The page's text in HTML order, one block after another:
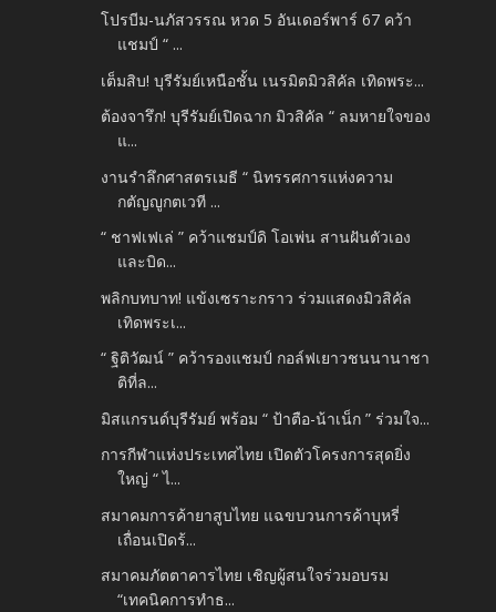
โปรบีม-นภัสวรรณ หวด 5 อันเดอร์พาร์ 67 คว้า
แชมป์ “ ...
เต็มสิบ! บุรีรัมย์เหนือชั้น เนรมิตมิวสิคัล เทิดพระ...
ต้องจารึก! บุรีรัมย์เปิดฉาก มิวสิคัล “ ลมหายใจของ
แ...
งานรำลึกศาสตรเมธี “ นิทรรศการแห่งความ
กตัญญูกตเวที ...
“ ชาฟเฟเล่ ” คว้าแชมป์ดิ โอเพ่น สานฝันตัวเอง
และบิด...
พลิกบทบาท! แข้งเซราะกราว ร่วมแสดงมิวสิคัล
เทิดพระเ...
“ ฐิติวัฒน์ ” คว้ารองแชมป์ กอล์ฟเยาวชนนานาชา
ติที่ล...
มิสแกรนด์บุรีรัมย์ พร้อม “ ป้าตือ-น้าเน็ก ” ร่วมใจ...
การกีฬาแห่งประเทศไทย เปิดตัวโครงการสุดยิ่ง
ใหญ่ “ ไ...
สมาคมการค้ายาสูบไทย แฉขบวนการค้าบุหรี่
เถื่อนเปิดร้...
สมาคมภัตตาคารไทย เชิญผู้สนใจร่วมอบรม
“เทคนิคการทำธ...